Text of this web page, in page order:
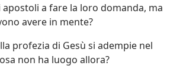
apostoli a fare la loro domanda, ma
avere in mente?
profezia di Gesù si adempie nel
non ha luogo allora?